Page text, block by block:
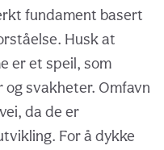
fundament basert
Husk at
er et speil, som
svakheter. Omfavn
da de er
For å dykke